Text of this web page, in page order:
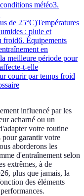
météo3.
de 25°C)Températures
: pluie et
froid6. Équipements
en
meilleure période pour
t-elle
courir par temps froid
influencé par les
acharné ou un
votre routine
pour garantir votre
aborderons les
d'entraînement selon
extrêmes, à de
plus que jamais, la
des éléments